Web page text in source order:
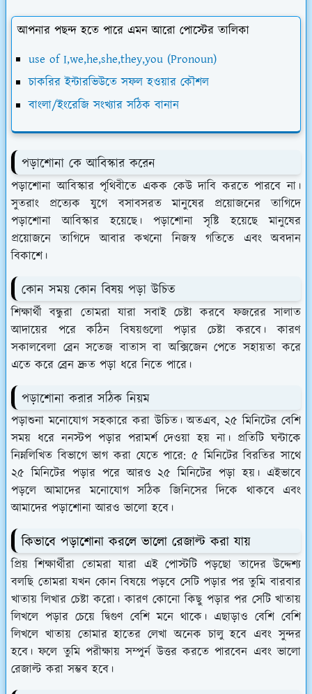
আপনার পছন্দ হতে পারে এমন আরো পোস্টের তালিকা
use of I,we,he,she,they,you (Pronoun)
চাকরির ইন্টারভিউতে সফল হওয়ার কৌশল
বাংলা/ইংরেজি সংখ্যার সঠিক বানান
পড়াশোনা কে আবিস্কার করেন
পড়াশোনা আবিস্কার পৃথিবীতে একক কেউ দাবি করতে পারবে না।
সুতরাং প্রত্যেক যুগে বসাবসরত মানুষের প্রয়োজনের তাগিদে
পড়াশোনা আবিস্কার হয়েছে। পড়াশোনা সৃষ্টি হয়েছে মানুষের
প্রয়োজনে তাগিদে আবার কখনো নিজস্ব গতিতে এবং অবদান
বিকাশে।
কোন সময় কোন বিষয় পড়া উচিত
শিক্ষার্থী বন্ধুরা তোমরা যারা সবাই চেষ্টা করবে ফজরের সালাত
আদায়ের পরে কঠিন বিষয়গুলো পড়ার চেষ্টা করবে। কারণ
সকালবেলা ব্রেন সতেজ বাতাস বা অক্সিজেন পেতে সহায়তা করে
এতে করে ব্রেন দ্রুত পড়া ধরে নিতে পারে।
পড়াশোনা করার সঠিক নিয়ম
পড়াশুনা মনোযোগ সহকারে করা উচিত। অতএব, ২৫ মিনিটের বেশি
সময় ধরে ননস্টপ পড়ার পরামর্শ দেওয়া হয় না। প্রতিটি ঘন্টাকে
নিম্নলিখিত বিভাগে ভাগ করা যেতে পারে: ৫ মিনিটের বিরতির সাথে
২৫ মিনিটের পড়ার পরে আরও ২৫ মিনিটের পড়া হয়। এইভাবে
পড়লে আমাদের মনোযোগ সঠিক জিনিসের দিকে থাকবে এবং
আমাদের পড়াশোনা আরও ভালো হবে।
কিভাবে পড়াশোনা করলে ভালো রেজাল্ট করা যায়
প্রিয় শিক্ষার্থীরা তোমরা যারা এই পোস্টটি পড়ছো তাদের উদ্দেশ্য
বলছি তোমরা যখন কোন বিষয়ে পড়বে সেটি পড়ার পর তুমি বারবার
খাতায় লিখার চেষ্টা করো। কারণ কোনো কিছু পড়ার পর সেটি খাতায়
লিখলে পড়ার চেয়ে দ্বিগুণ বেশি মনে থাকে। এছাড়াও বেশি বেশি
লিখলে খাতায় তোমার হাতের লেখা অনেক চালু হবে এবং সুন্দর
হবে। ফলে তুমি পরীক্ষায় সম্পুর্ন উত্তর করতে পারবেন এবং ভালো
রেজাল্ট করা সম্ভব হবে।